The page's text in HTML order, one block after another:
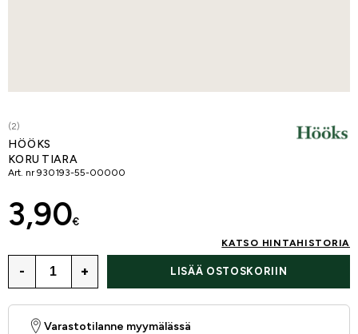
(2)
HÖÖKS
KORU TIARA
Art. nr 930193-55-00000
3,90€
KATSO HINTAHISTORIA
- + LISÄÄ OSTOSKORIIN
Varastotilanne myymälässä